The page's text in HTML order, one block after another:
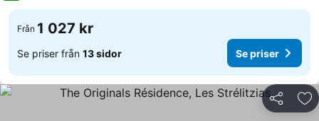
Från 1 027 kr
Se priser från 13 sidor Se priser
Dela